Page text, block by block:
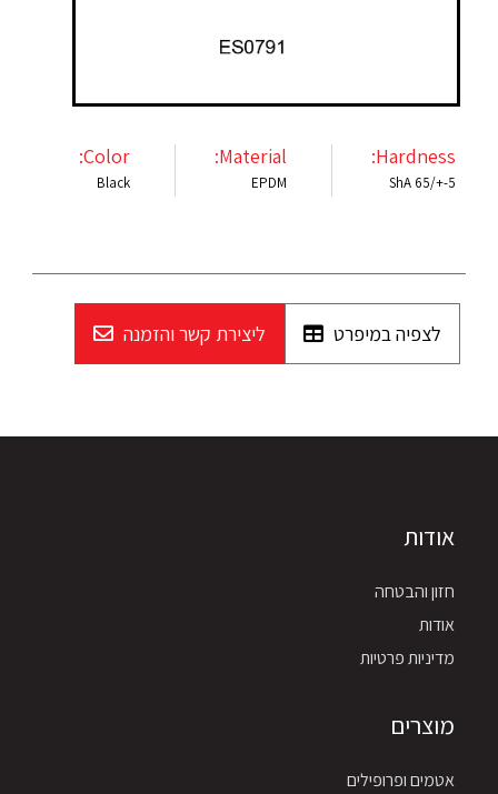
Hardness:
ShA 65/+-5
Material:
EPDM
Color:
Black
לצפיה במיפרט ליצירת קשר והזמנה
אודות
חזון והבטחה
אודות
מדיניות פרטיות
מוצרים
אטמים ופרופילים